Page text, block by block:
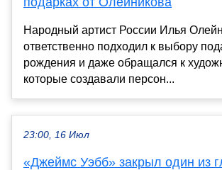
Народный артист России Илья
ответственно подходил к выбору
рождения и даже обращался к
которые создавали персон...
23:00, 16 Июл
«Джеймс Уэбб» закрыл один из